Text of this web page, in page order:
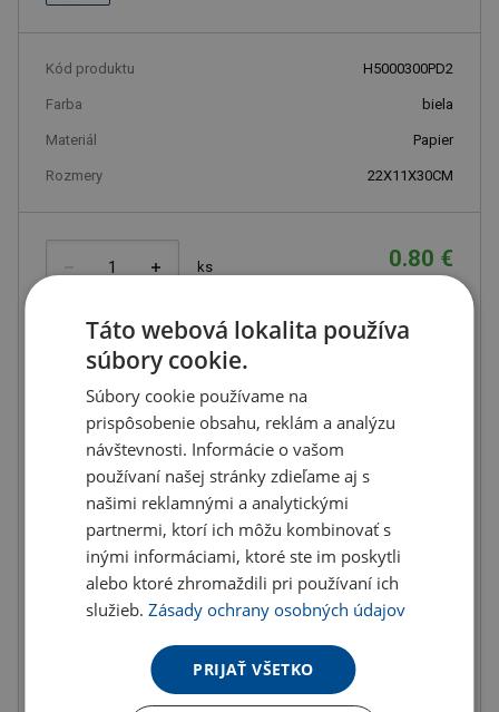
Kód produktu H5000300PD2
Farba biela
Materiál Papier
Rozmery 22X11X30CM
ks 0.80 €
Množstevné zľavy
od
10 ks
0.78 €
(-2.00%)
od
20 ks
0.76 €
(-5.00%)
0.74 €
100 ks
(-11.00%)
200 ks
0.68 €
(-15.00%)
0.64 €
(-20.00%)
od
od
0.56 €
Táto webová lokalita používa
súbory cookie.
Súbory cookie používame na
prispôsobenie obsahu, reklám a analýzu
návštevnosti. Informácie o vašom
používaní našej stránky zdieľame aj s
našimi reklamnými a analytickými
partnermi, ktorí ich môžu kombinovať s
inými informáciami, ktoré ste im poskytli
alebo ktoré zhromaždili pri používaní ich
služieb.Zásady ochrany osobných údajov
PRIJAŤ VŠETKO